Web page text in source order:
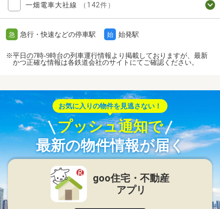
一畑電車大社線 （142件）
急 急行・快速などの停車駅 始 始発駅
※平日の7時-9時台の列車運行情報より掲載しておりますが、最新
かつ正確な情報は各鉄道会社のサイトにてご確認ください。
お気に入りの物件を見逃さない！
プッシュ通知で
最新の物件情報が届く
goo住宅・不動産
アプリ